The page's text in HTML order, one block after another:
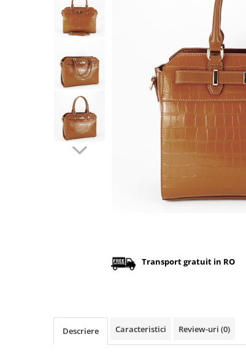
Incaltamine primavara-vara piele
Imbracaminte
Camasi si topuri
Blugi si pantaloni
Pulovere si cardigane
Incaltaminte toamna-iarna piele
Transport gratuit in RO
Descriere Caracteristici Review-uri (0)